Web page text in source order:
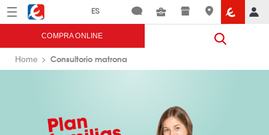
Menú Eroski
COMPRA ONLINE
Home Consultorio matrona